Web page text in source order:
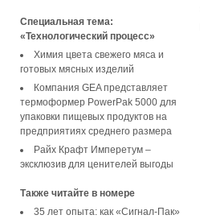
Специальная тема:
«Технологический процесс»
Химия цвета свежего мяса и
готовых мясных изделий
Компания GEA представляет
термоформер PowerPak 5000 для
упаковки пищевых продуктов на
предприятиях среднего размера
Райх Крафт Имперетум –
эксклюзив для ценителей выгоды
Также читайте в номере
35 лет опыта: как «Сигнал-Пак»